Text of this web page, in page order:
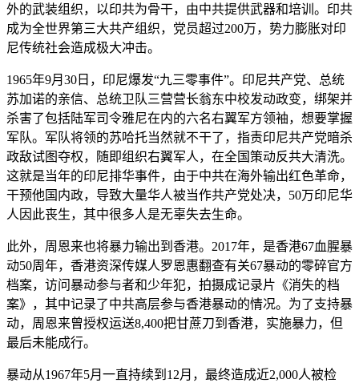
外的武装组织，以印共为骨干，由中共提供武器和培训。印共
成为全世界第三大共产组织，党员超过200万，势力膨胀对印
尼传统社会造成极大冲击。
1965年9月30日，印尼爆发“九三零事件”。印尼共产党、总统
苏加诺的亲信、总统卫队三营营长翁东中校发动政变，绑架并
杀害了包括陆军司令雅尼在内的六名右翼军方领袖，想要掌握
军队。军队将领的苏哈托当然就不干了，指责印尼共产党暗杀
政敌试图夺权，随即组织右翼军人，在全国策动反共大清洗。
这就是当年的印尼排华事件，由于中共在海外输出红色革命，
干预他国内政，导致大量华人被当作共产党处决，50万印尼华
人因此丧生，其中很多人是无辜失去生命。
此外，周恩来也将暴力输出到香港。2017年，是香港67血腥暴
动50周年，香港资深传媒人罗恩惠翻查有关67暴动的零碎官方
档案，访问暴动参与者和少年犯，拍摄成记录片《消失的档
案》，其中记录了中共高层参与香港暴动的情况。为了支持暴
动，周恩来曾授权运送8,400把甘蔗刀到香港，实施暴力，但
最后未能成行。
暴动从1967年5月一直持续到12月，最终造成近2,000人被检